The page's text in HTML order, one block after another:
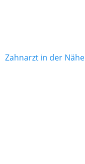
Zahnarzt in der Nähe